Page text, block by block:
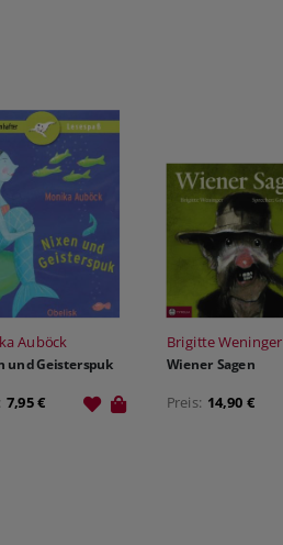
Auböck
und Geisterspuk
7,95 €
Brigitte Weninger
Wiener Sagen
Preis: 14,90 €